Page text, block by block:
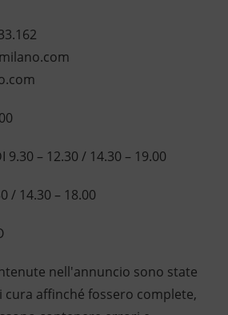
9.30 – 12.30 / 14.30 – 19.00
/ 14.30 – 18.00
nell'annuncio sono state
cura affinché fossero complete,